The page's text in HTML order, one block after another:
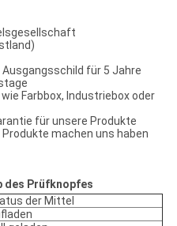
für 5 Jahre
Farbbox, Industriebox oder
für unsere Produkte
machen uns haben
des Prüfknopfes
der Mittel